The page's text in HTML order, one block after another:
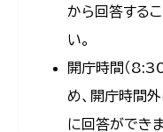
から回答する
い。
開庁時間（
め、開庁時間
に回答ができ